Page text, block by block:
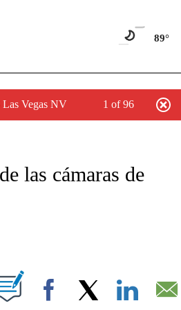
89°
Vegas NV 1 of 96
NEW PAGES ON "CNN - SPANISH".
las cámaras de
ON "".
Facebook